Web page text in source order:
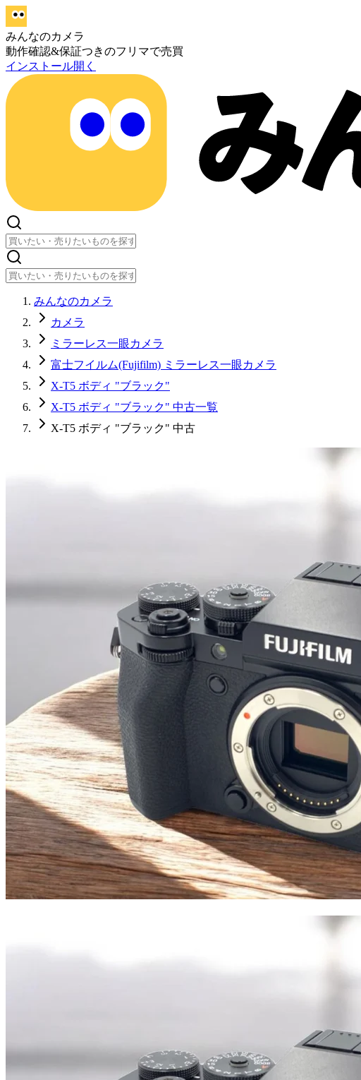
みんなのカメラ
動作確認&保証つきのフリマで売買
インストール開く
みんなのカメラ
カメラ
ミラーレス一眼カメラ
富士フイルム(Fujifilm) ミラーレス一眼カメラ
X-T5 ボディ "ブラック"
X-T5 ボディ "ブラック" 中古一覧
X-T5 ボディ "ブラック" 中古